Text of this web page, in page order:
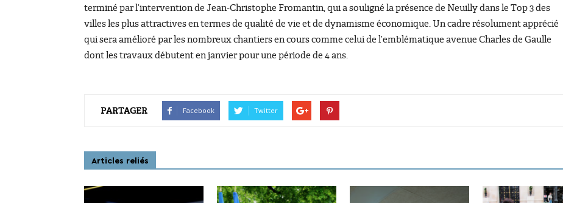
terminé par l’intervention de Jean-Christophe Fromantin, qui a souligné la présence de Neuilly dans le Top 3 des
villes les plus attractives en termes de qualité de vie et de dynamisme économique. Un cadre résolument apprécié
qui sera amélioré par les nombreux chantiers en cours comme celui de l’emblématique avenue Charles de Gaulle
dont les travaux débutent en janvier pour une période de 4 ans.
PARTAGER Facebook Twitter
Articles reliés